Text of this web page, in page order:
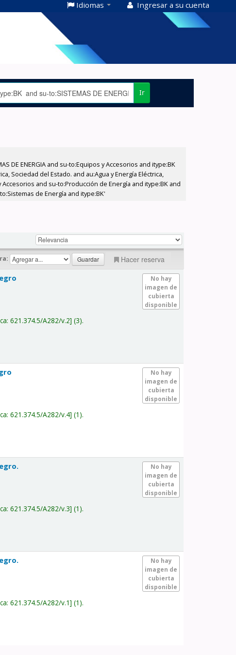
Idiomas Ingresar a su cuenta
Ir
DE ENERGIA and su-to:Equipos y Accesorios and itype:BK
Sociedad del Estado. and au:Agua y Energía Eléctrica,
and su-to:Producción de Energía and itype:BK and
de Energía and itype:BK'
Hacer reserva
No hay
imagen de
cubierta
disponible
621.374.5/A282/v.2 (3).
No hay
imagen de
cubierta
disponible
621.374.5/A282/v.4 (1).
No hay
imagen de
cubierta
disponible
621.374.5/A282/v.3 (1).
No hay
imagen de
cubierta
disponible
621.374.5/A282/v.1 (1).